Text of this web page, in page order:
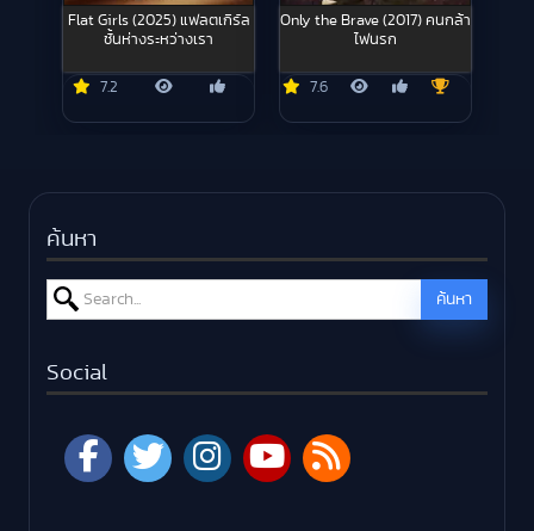
Flat Girls (2025) แฟลตเกิร์ล
ชั้นห่างระหว่างเรา
7.2
Only the Brave (2017) คนกล้า
ไฟนรก
7.6
ค้นหา
Search for: ค้นหา
Social